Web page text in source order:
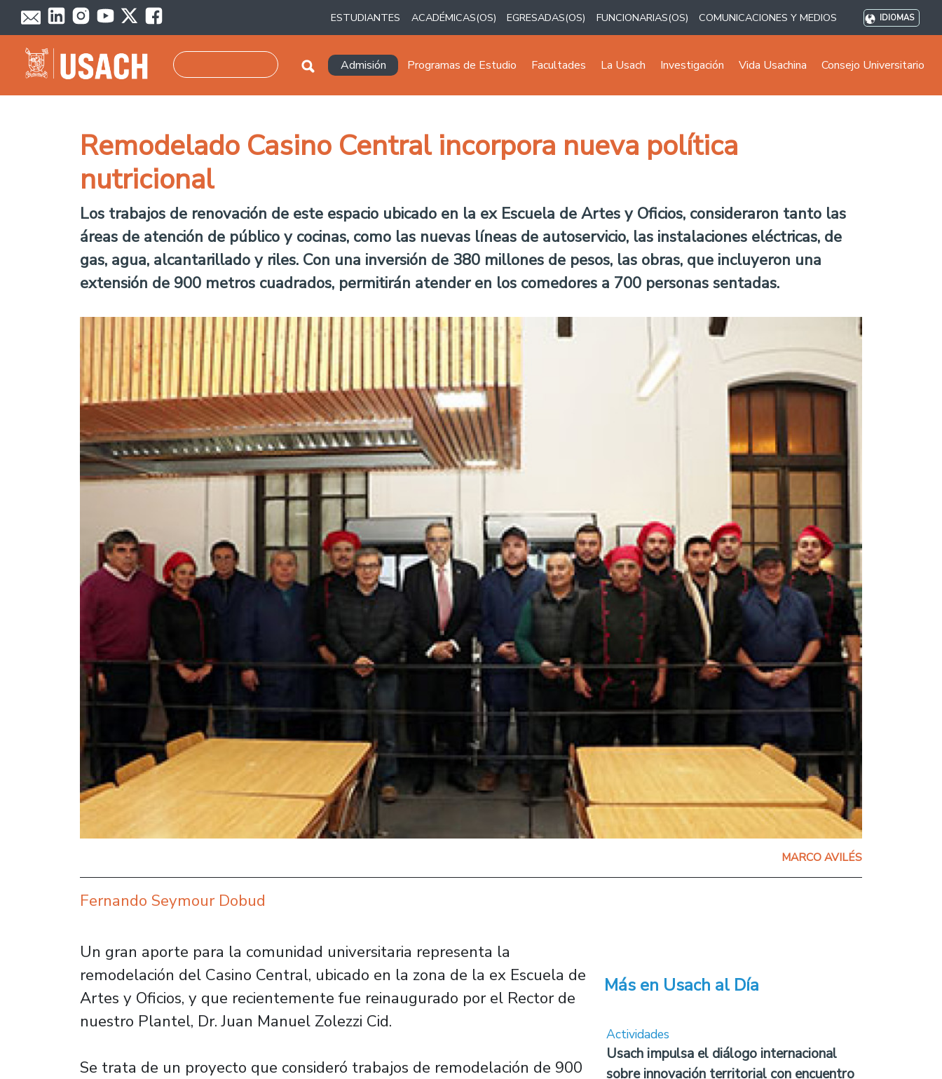
Pasar al contenido principal
ESTUDIANTES ACADÉMICAS(OS) EGRESADAS(OS) FUNCIONARIAS(OS) COMUNICACIONES Y MEDIOS IDIOMAS
Navegación principal
Admisión Programas de Estudio Facultades La Usach Investigación Vida Usachina Consejo Universitario
Remodelado Casino Central incorpora nueva política
nutricional
Los trabajos de renovación de este espacio ubicado en la ex Escuela de Artes y Oficios, consideraron tanto las
áreas de atención de público y cocinas, como las nuevas líneas de autoservicio, las instalaciones eléctricas, de
gas, agua, alcantarillado y riles. Con una inversión de 380 millones de pesos, las obras, que incluyeron una
extensión de 900 metros cuadrados, permitirán atender en los comedores a 700 personas sentadas.
MARCO AVILÉS
Fernando Seymour Dobud
Un gran aporte para la comunidad universitaria representa la
remodelación del Casino Central, ubicado en la zona de la ex Escuela de
Artes y Oficios, y que recientemente fue reinaugurado por el Rector de
nuestro Plantel, Dr. Juan Manuel Zolezzi Cid.
Se trata de un proyecto que consideró trabajos de remodelación de 900
Más en Usach al Día
Actividades
Usach impulsa el diálogo internacional
sobre innovación territorial con encuentro